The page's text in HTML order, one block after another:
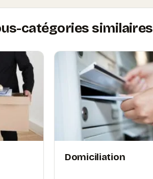
catégories similaires
Domiciliation